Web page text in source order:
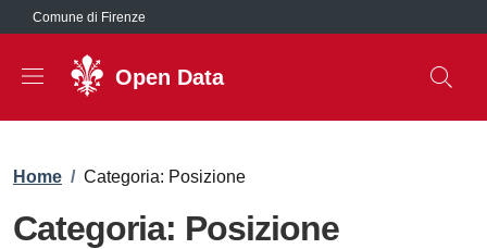
Salta al contenuto principale
Comune di Firenze
Open Data
Briciole di pane
Home / Categoria: Posizione
Categoria: Posizione